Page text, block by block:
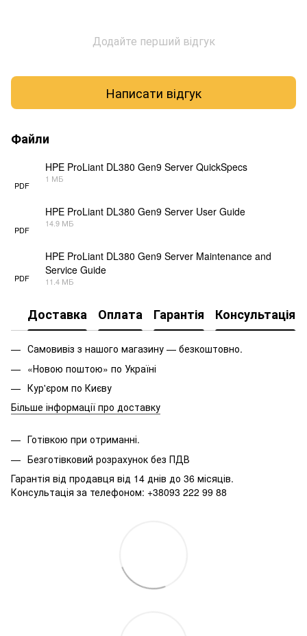
Додайте перший відгук
Написати відгук
Файли
PDF
HPE ProLiant DL380 Gen9 Server QuickSpecs
1 МБ
PDF
HPE ProLiant DL380 Gen9 Server User Guide
14.9 МБ
PDF
HPE ProLiant DL380 Gen9 Server Maintenance and
Service Guide
11.4 МБ
Доставка Оплата Гарантія Консультація
Самовивіз з нашого магазину — безкоштовно.
«Новою поштою» по Україні
Кур'єром по Києву
Більше інформації про доставку
Готівкою при отриманні.
Безготівковий розрахунок без ПДВ
Гарантія від продавця від 14 днів до 36 місяців.
Консультація за телефоном: +38093 222 99 88